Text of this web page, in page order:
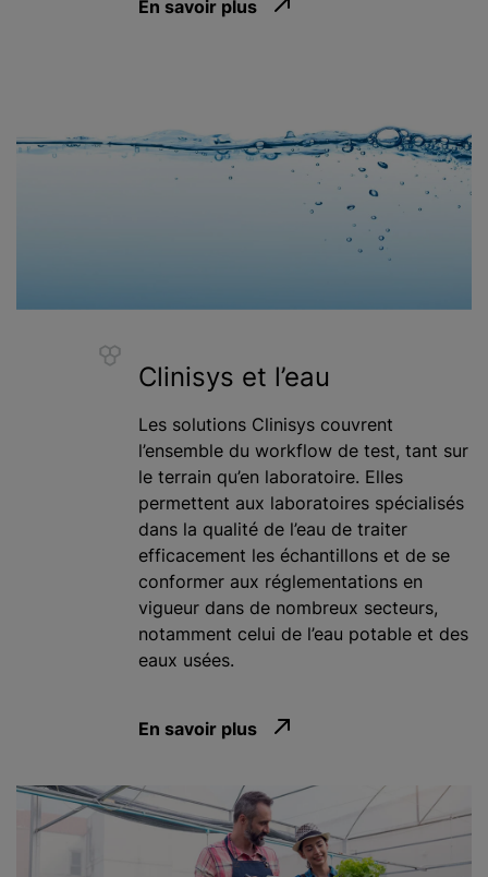
En savoir plus
Clinisys et l’eau
Les solutions Clinisys couvrent
l’ensemble du workflow de test, tant sur
le terrain qu’en laboratoire. Elles
permettent aux laboratoires spécialisés
dans la qualité de l’eau de traiter
efficacement les échantillons et de se
conformer aux réglementations en
vigueur dans de nombreux secteurs,
notamment celui de l’eau potable et des
eaux usées.
En savoir plus